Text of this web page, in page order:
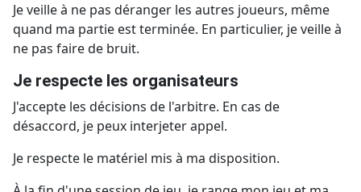
Je veille à ne pas déranger les autres joueurs, même
quand ma partie est terminée. En particulier, je veille à
ne pas faire de bruit.
Je respecte les organisateurs
J'accepte les décisions de l'arbitre. En cas de
désaccord, je peux interjeter appel.
Je respecte le matériel mis à ma disposition.